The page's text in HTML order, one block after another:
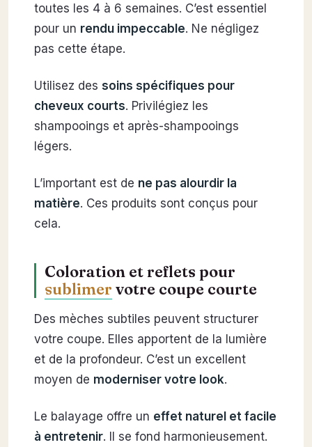
toutes les 4 à 6 semaines. C’est essentiel
pour un rendu impeccable. Ne négligez
pas cette étape.
Utilisez des soins spécifiques pour
cheveux courts. Privilégiez les
shampooings et après-shampooings
légers.
L’important est de ne pas alourdir la
matière. Ces produits sont conçus pour
cela.
Coloration et reflets pour
sublimer votre coupe courte
Des mèches subtiles peuvent structurer
votre coupe. Elles apportent de la lumière
et de la profondeur. C’est un excellent
moyen de moderniser votre look.
Le balayage offre un effet naturel et facile
à entretenir. Il se fond harmonieusement.